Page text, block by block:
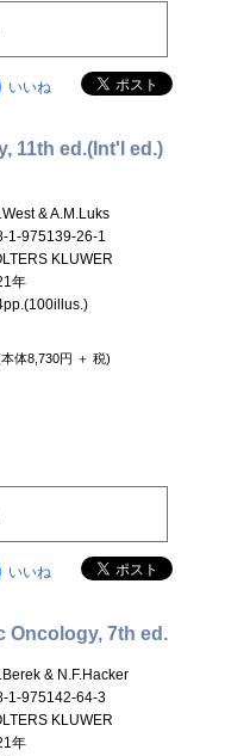
いいね
11th ed.(Int'l ed.)
& A.M.Luks
1-975139-26-1
KLUWER
年
体8,730円 ＋ 税)
いいね
Oncology, 7th ed.
& N.F.Hacker
1-975142-64-3
KLUWER
年